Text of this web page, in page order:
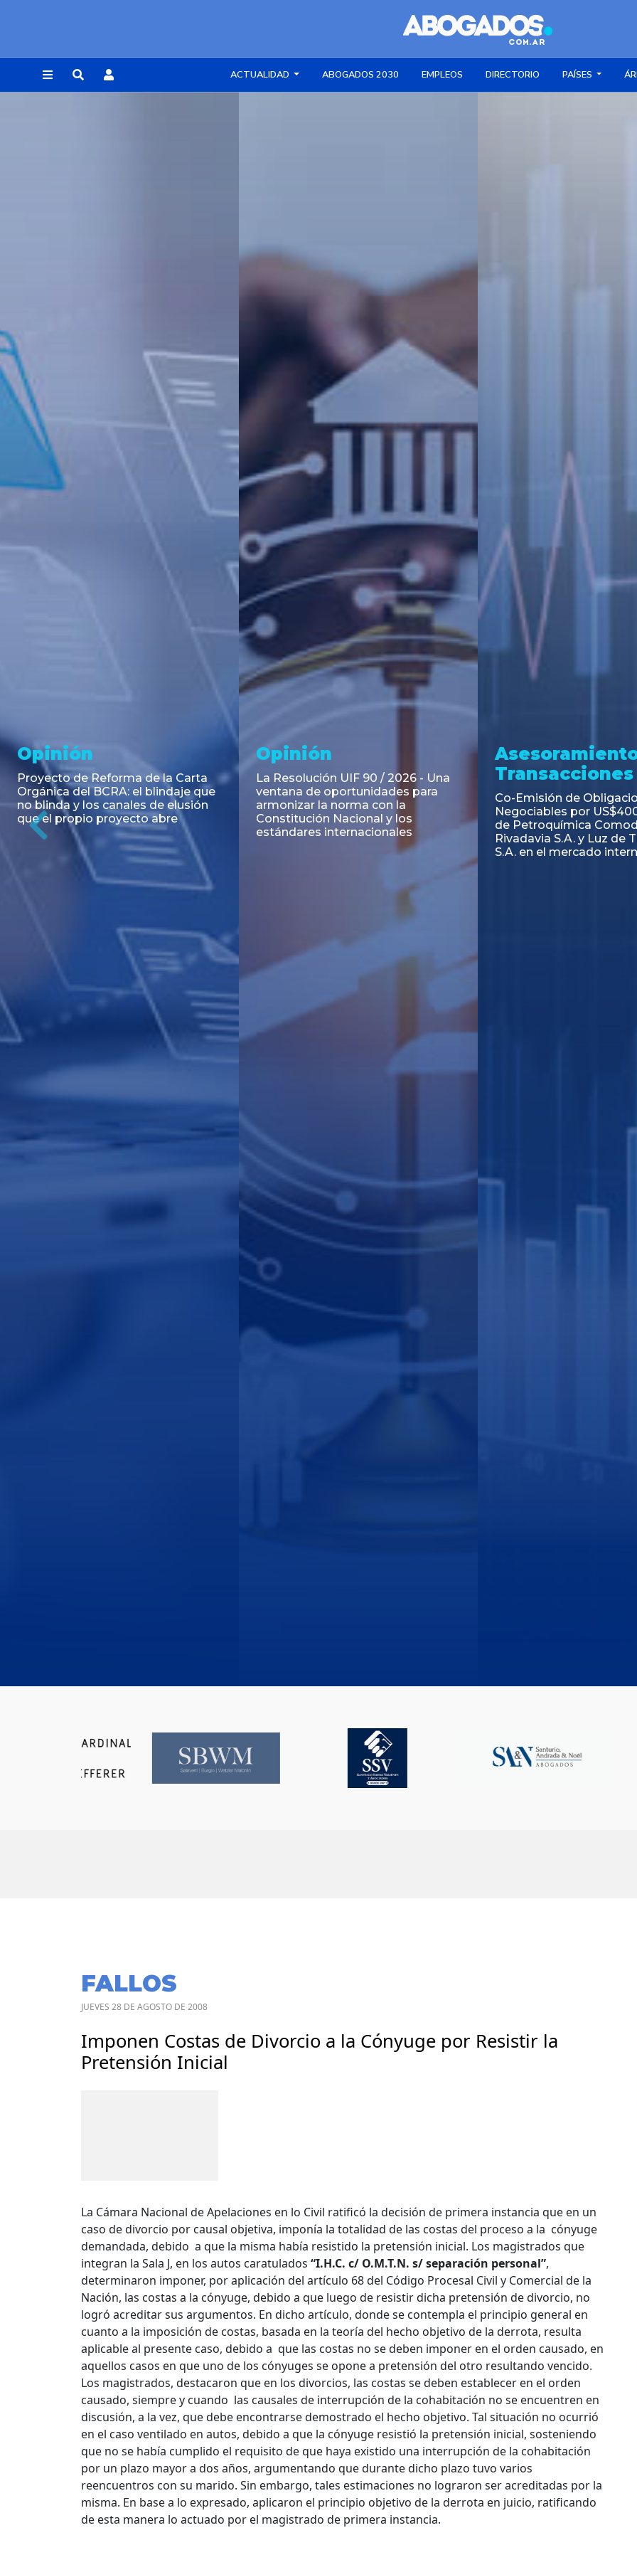
ACTUALIDAD ABOGADOS 2030 EMPLEOS DIRECTORIO PAÍSES
Noticia
RESOLUCIÓN 271/2026 de la
SECRETARIA DE COORDINACIÓN
DE PRODUCCIÓN: Actualización y
unificación de las advertencias
obligatorias en la publicidad de
juegos y apuestas en...
Asesoramiento y
Transacciones
Emisión de Obligaciones
Negociables Clase E de Central
Puerto S.A. por un Valor Nominal
de U$S 98.897.303
Transacciones
PAGBAM asesoró a
autorización para la
de los Certificados de
del Fideicomiso
Inmobiliario "Espacio
Previous
FALLOS
JUEVES 28 DE AGOSTO DE 2008
Imponen Costas de Divorcio a la Cónyuge por Resistir la
Pretensión Inicial
La Cámara Nacional de Apelaciones en lo Civil ratificó la decisión de primera instancia que en un
caso de divorcio por causal objetiva, imponía la totalidad de las costas del proceso a la cónyuge
demandada, debido a que la misma había resistido la pretensión inicial. Los magistrados que
integran la Sala J, en los autos caratulados “I.H.C. c/ O.M.T.N. s/ separación personal”,
determinaron imponer, por aplicación del artículo 68 del Código Procesal Civil y Comercial de la
Nación, las costas a la cónyuge, debido a que luego de resistir dicha pretensión de divorcio, no
logró acreditar sus argumentos. En dicho artículo, donde se contempla el principio general en
cuanto a la imposición de costas, basada en la teoría del hecho objetivo de la derrota, resulta
aplicable al presente caso, debido a que las costas no se deben imponer en el orden causado, en
aquellos casos en que uno de los cónyuges se opone a pretensión del otro resultando vencido.
Los magistrados, destacaron que en los divorcios, las costas se deben establecer en el orden
causado, siempre y cuando las causales de interrupción de la cohabitación no se encuentren en
discusión, a la vez, que debe encontrarse demostrado el hecho objetivo. Tal situación no ocurrió
en el caso ventilado en autos, debido a que la cónyuge resistió la pretensión inicial, sosteniendo
que no se había cumplido el requisito de que haya existido una interrupción de la cohabitación
por un plazo mayor a dos años, argumentando que durante dicho plazo tuvo varios
reencuentros con su marido. Sin embargo, tales estimaciones no lograron ser acreditadas por la
misma. En base a lo expresado, aplicaron el principio objetivo de la derrota en juicio, ratificando
de esta manera lo actuado por el magistrado de primera instancia.